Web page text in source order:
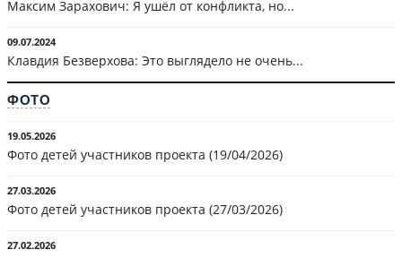
Максим Зарахович: Я ушёл от конфликта, но...
09.07.2024
Клавдия Безверхова: Это выглядело не очень...
ФОТО
19.05.2026
Фото детей участников проекта (19/04/2026)
27.03.2026
Фото детей участников проекта (27/03/2026)
27.02.2026